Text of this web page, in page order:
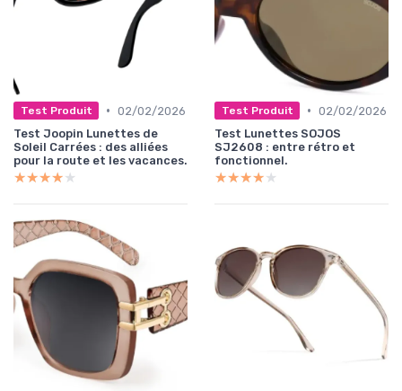
Test Produit • 02/02/2026
Test Joopin Lunettes de
Soleil Carrées : des alliées
pour la route et les vacances.
★★★★★
★★★★★
Test Produit • 02/02/2026
Test Lunettes SOJOS
SJ2608 : entre rétro et
fonctionnel.
★★★★★
★★★★★